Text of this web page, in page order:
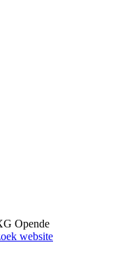
Opende
website